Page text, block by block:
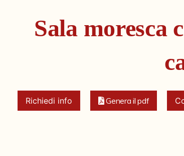
Sala moresca
Richiedi info Genera il pdf